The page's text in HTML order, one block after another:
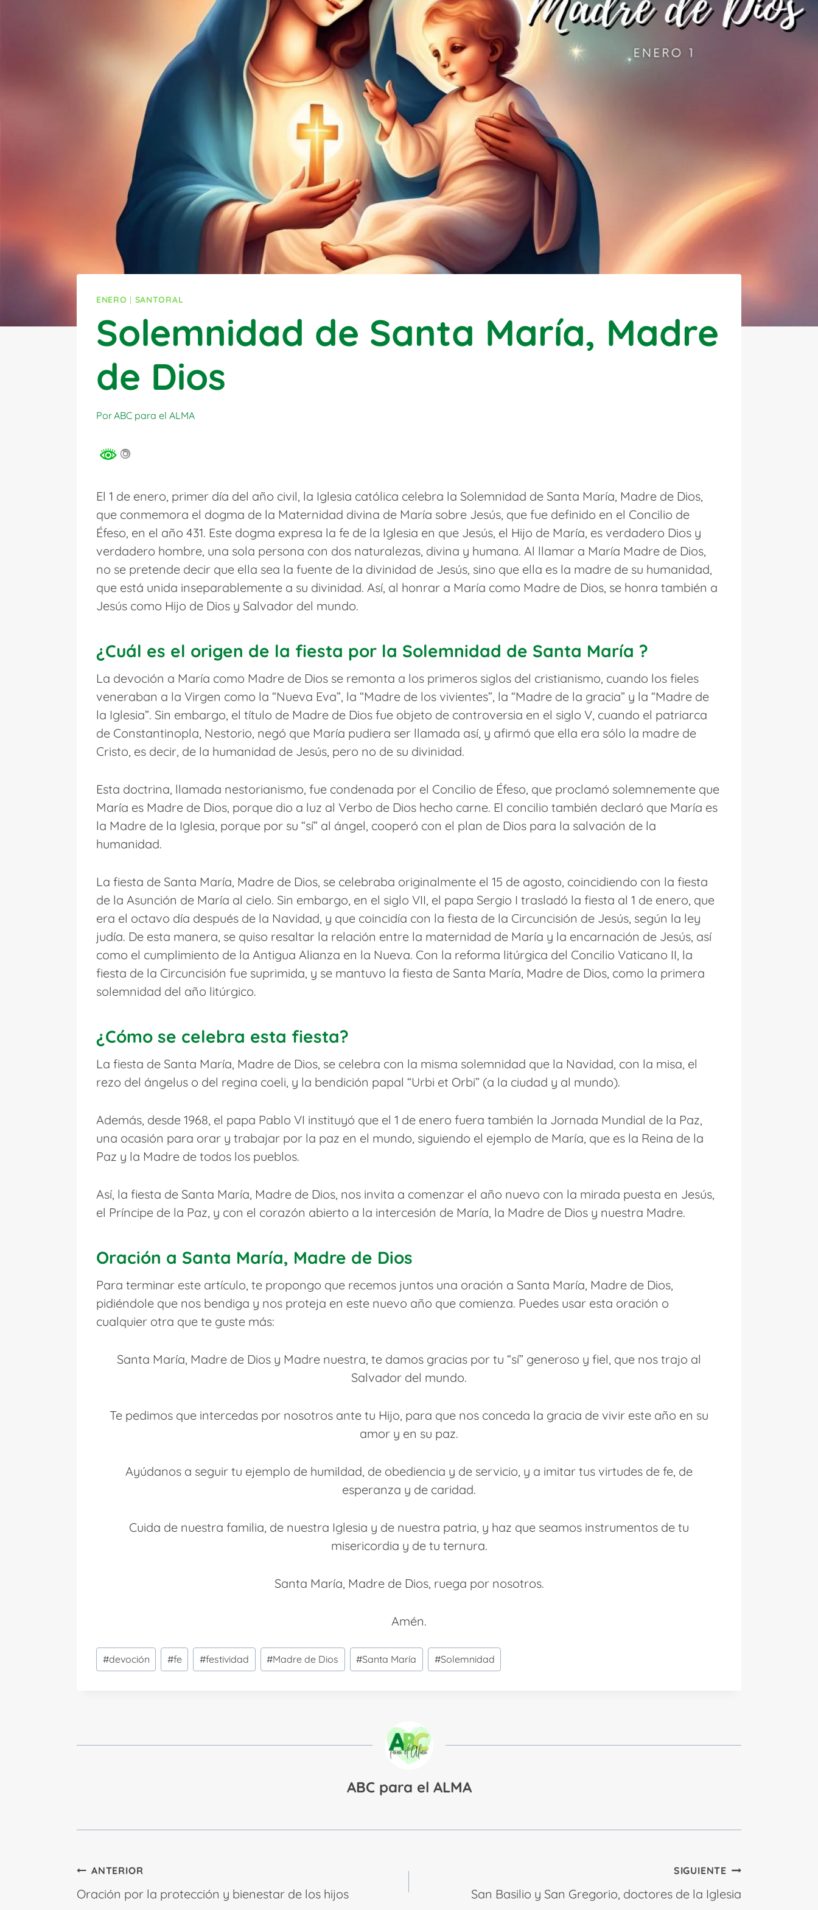
ENERO | SANTORAL
Solemnidad de Santa María, Madre
de Dios
PorABC para el ALMA
El 1 de enero, primer día del año civil, la Iglesia católica celebra la Solemnidad de Santa María, Madre de Dios,
que conmemora el dogma de la Maternidad divina de María sobre Jesús, que fue definido en el Concilio de
Éfeso, en el año 431. Este dogma expresa la fe de la Iglesia en que Jesús, el Hijo de María, es verdadero Dios y
verdadero hombre, una sola persona con dos naturalezas, divina y humana. Al llamar a María Madre de Dios,
no se pretende decir que ella sea la fuente de la divinidad de Jesús, sino que ella es la madre de su humanidad,
que está unida inseparablemente a su divinidad. Así, al honrar a María como Madre de Dios, se honra también a
Jesús como Hijo de Dios y Salvador del mundo.
¿Cuál es el origen de la fiesta por la Solemnidad de Santa María ?
La devoción a María como Madre de Dios se remonta a los primeros siglos del cristianismo, cuando los fieles
veneraban a la Virgen como la “Nueva Eva”, la “Madre de los vivientes”, la “Madre de la gracia” y la “Madre de
la Iglesia”. Sin embargo, el título de Madre de Dios fue objeto de controversia en el siglo V, cuando el patriarca
de Constantinopla, Nestorio, negó que María pudiera ser llamada así, y afirmó que ella era sólo la madre de
Cristo, es decir, de la humanidad de Jesús, pero no de su divinidad.
Esta doctrina, llamada nestorianismo, fue condenada por el Concilio de Éfeso, que proclamó solemnemente que
María es Madre de Dios, porque dio a luz al Verbo de Dios hecho carne. El concilio también declaró que María es
la Madre de la Iglesia, porque por su “sí” al ángel, cooperó con el plan de Dios para la salvación de la
humanidad.
La fiesta de Santa María, Madre de Dios, se celebraba originalmente el 15 de agosto, coincidiendo con la fiesta
de la Asunción de María al cielo. Sin embargo, en el siglo VII, el papa Sergio I trasladó la fiesta al 1 de enero, que
era el octavo día después de la Navidad, y que coincidía con la fiesta de la Circuncisión de Jesús, según la ley
judía. De esta manera, se quiso resaltar la relación entre la maternidad de María y la encarnación de Jesús, así
como el cumplimiento de la Antigua Alianza en la Nueva. Con la reforma litúrgica del Concilio Vaticano II, la
fiesta de la Circuncisión fue suprimida, y se mantuvo la fiesta de Santa María, Madre de Dios, como la primera
solemnidad del año litúrgico.
¿Cómo se celebra esta fiesta?
La fiesta de Santa María, Madre de Dios, se celebra con la misma solemnidad que la Navidad, con la misa, el
rezo del ángelus o del regina coeli, y la bendición papal “Urbi et Orbi” (a la ciudad y al mundo).
Además, desde 1968, el papa Pablo VI instituyó que el 1 de enero fuera también la Jornada Mundial de la Paz,
una ocasión para orar y trabajar por la paz en el mundo, siguiendo el ejemplo de María, que es la Reina de la
Paz y la Madre de todos los pueblos.
Así, la fiesta de Santa María, Madre de Dios, nos invita a comenzar el año nuevo con la mirada puesta en Jesús,
el Príncipe de la Paz, y con el corazón abierto a la intercesión de María, la Madre de Dios y nuestra Madre.
Oración a Santa María, Madre de Dios
Para terminar este artículo, te propongo que recemos juntos una oración a Santa María, Madre de Dios,
pidiéndole que nos bendiga y nos proteja en este nuevo año que comienza. Puedes usar esta oración o
cualquier otra que te guste más:
Santa María, Madre de Dios y Madre nuestra, te damos gracias por tu “sí” generoso y fiel, que nos trajo al
Salvador del mundo.
Te pedimos que intercedas por nosotros ante tu Hijo, para que nos conceda la gracia de vivir este año en su
amor y en su paz.
Ayúdanos a seguir tu ejemplo de humildad, de obediencia y de servicio, y a imitar tus virtudes de fe, de
esperanza y de caridad.
Cuida de nuestra familia, de nuestra Iglesia y de nuestra patria, y haz que seamos instrumentos de tu
misericordia y de tu ternura.
Santa María, Madre de Dios, ruega por nosotros.
Amén.
Etiquetas
de
#devoción #fe #festividad #Madre de Dios #Santa María #Solemnidad
ABC para el ALMA
Navegación
de
ANTERIOR
Oración por la protección y bienestar de los hijos
SIGUIENTE
San Basilio y San Gregorio, doctores de la Iglesia